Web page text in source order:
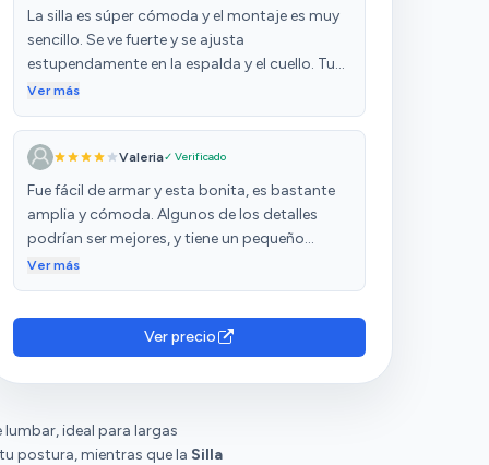
La silla es súper cómoda y el montaje es muy
sencillo. Se ve fuerte y se ajusta
estupendamente en la espalda y el cuello. Tuve
un problema con una de las piezas y el
duda, la recomiendo.
Ver más
Valeria✓ Verificado
Fue fácil de armar y esta bonita, es bastante
amplia y cómoda. Algunos de los detalles
podrían ser mejores, y tiene un pequeño
raspado en el plástico del respaldar. Por el
Ver más
Ver precio
ideal para largas
postura, mientras que la Silla